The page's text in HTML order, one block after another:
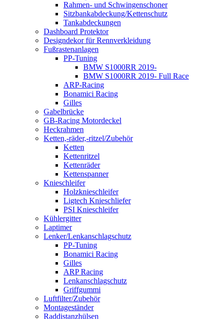
Rahmen- und Schwingenschoner
Sitzbankabdeckung/Kettenschutz
Tankabdeckungen
Dashboard Protektor
Designdekor für Rennverkleidung
Fußrastenanlagen
PP-Tuning
BMW S1000RR 2019-
BMW S1000RR 2019- Full Race
ARP-Racing
Bonamici Racing
Gilles
Gabelbrücke
GB-Racing Motordeckel
Heckrahmen
Ketten,-räder,-ritzel/Zubehör
Ketten
Kettenritzel
Kettenräder
Kettenspanner
Knieschleifer
Holzknieschleifer
Ligtech Knieschliefer
PSI Knieschleifer
Kühlergitter
Laptimer
Lenker/Lenkanschlagschutz
PP-Tuning
Bonamici Racing
Gilles
ARP Racing
Lenkanschlagschutz
Griffgummi
Luftfilter/Zubehör
Montageständer
Raddistanzhülsen